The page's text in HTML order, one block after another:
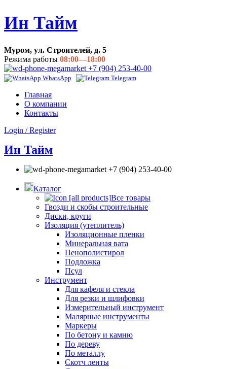
Ин Тайм
Муром, ул. Строителей, д. 5
Режима работы 08:00—18:00
+7 (904) 253-40-00
WhatsApp Telegram
Главная
О компании
Контакты
Login / Register
Ин Тайм
+7 (904) 253-40-00
Каталог
Все товары
Гвозди и скобы строительные
Диски, круги
Изоляция (утеплитель)
Изоляционные пленки
Минеральная вата
Пенополистирол
Подложка
Псул
Инструмент
Для кафеля и стекла
Для резки и шлифовки
Измерительный инструмент
Малярные инструменты
Маркеры
По бетону и камню
По дереву
По металлу
Скотч ленты